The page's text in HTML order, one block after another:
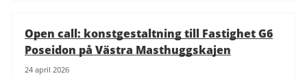
Open call: konstgestaltning till Fastighet G6
Poseidon på Västra Masthuggskajen
24 april 2026